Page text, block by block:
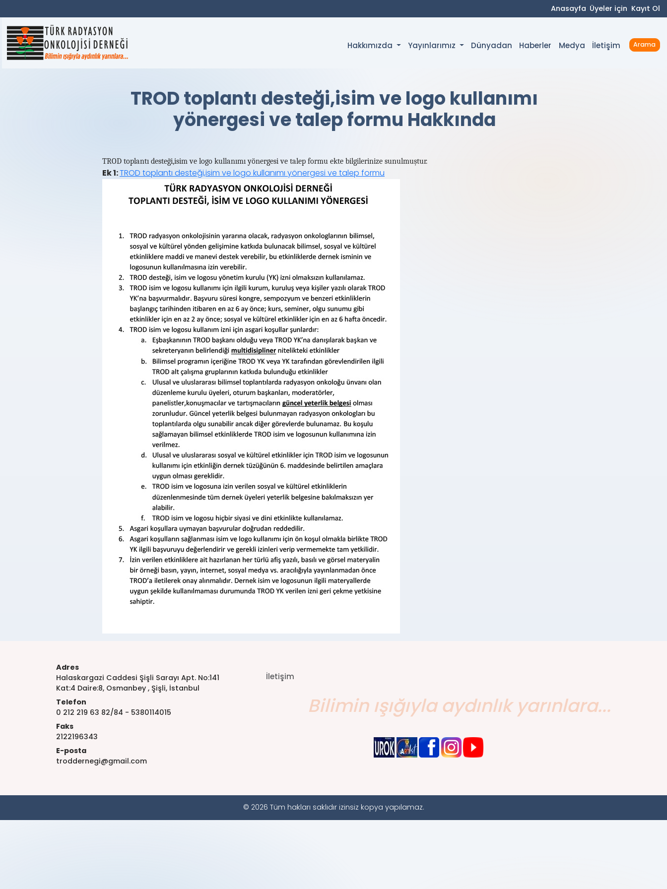
Anasayfa Üyeler için Kayıt Ol
Hakkımızda Yayınlarımız Dünyadan Haberler Medya İletişim Arama
TROD toplantı desteği,isim ve logo kullanımı
yönergesi ve talep formu Hakkında
TROD toplantı desteği,isim ve logo kullanımı yönergesi ve talep formu ekte bilgilerinize sunulmuştur.
Ek 1:TROD toplantı desteği,isim ve logo kullanımı yönergesi ve talep formu
Adres
Halaskargazi Caddesi Şişli Sarayı Apt. No:141
Kat:4 Daire:8, Osmanbey , Şişli, İstanbul
Telefon
0 212 219 63 82/84 - 5380114015
Faks
2122196343
E-posta
troddernegi@gmail.com
İletişim
Bilimin ışığıyla aydınlık yarınlara...
© 2026 Tüm hakları saklıdır izinsiz kopya yapılamaz.